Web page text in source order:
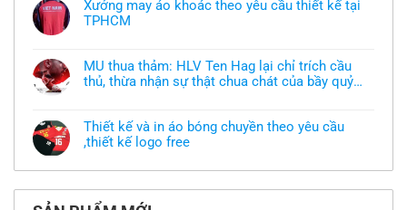
luận
ở
áo
thun
đồng
chưa
có
mẫu
thì
làm
Xưởng may áo khoác theo yêu cầu thiết kế tại
TPHCM
bình
luận
ở
Xưởng
khoác
theo
yêu
thiết
tại
TPHCM
MU thua thảm: HLV Ten Hag lại chỉ trích cầu
thủ, thừa nhận sự thật chua chát của bầy quỷ
bình
luận
ở
MU
thảm:
Hag
Thiết kế và in áo bóng chuyền theo yêu cầu
,thiết kế logo free
có
luận